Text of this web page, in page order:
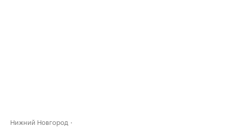
Нижний Новгород